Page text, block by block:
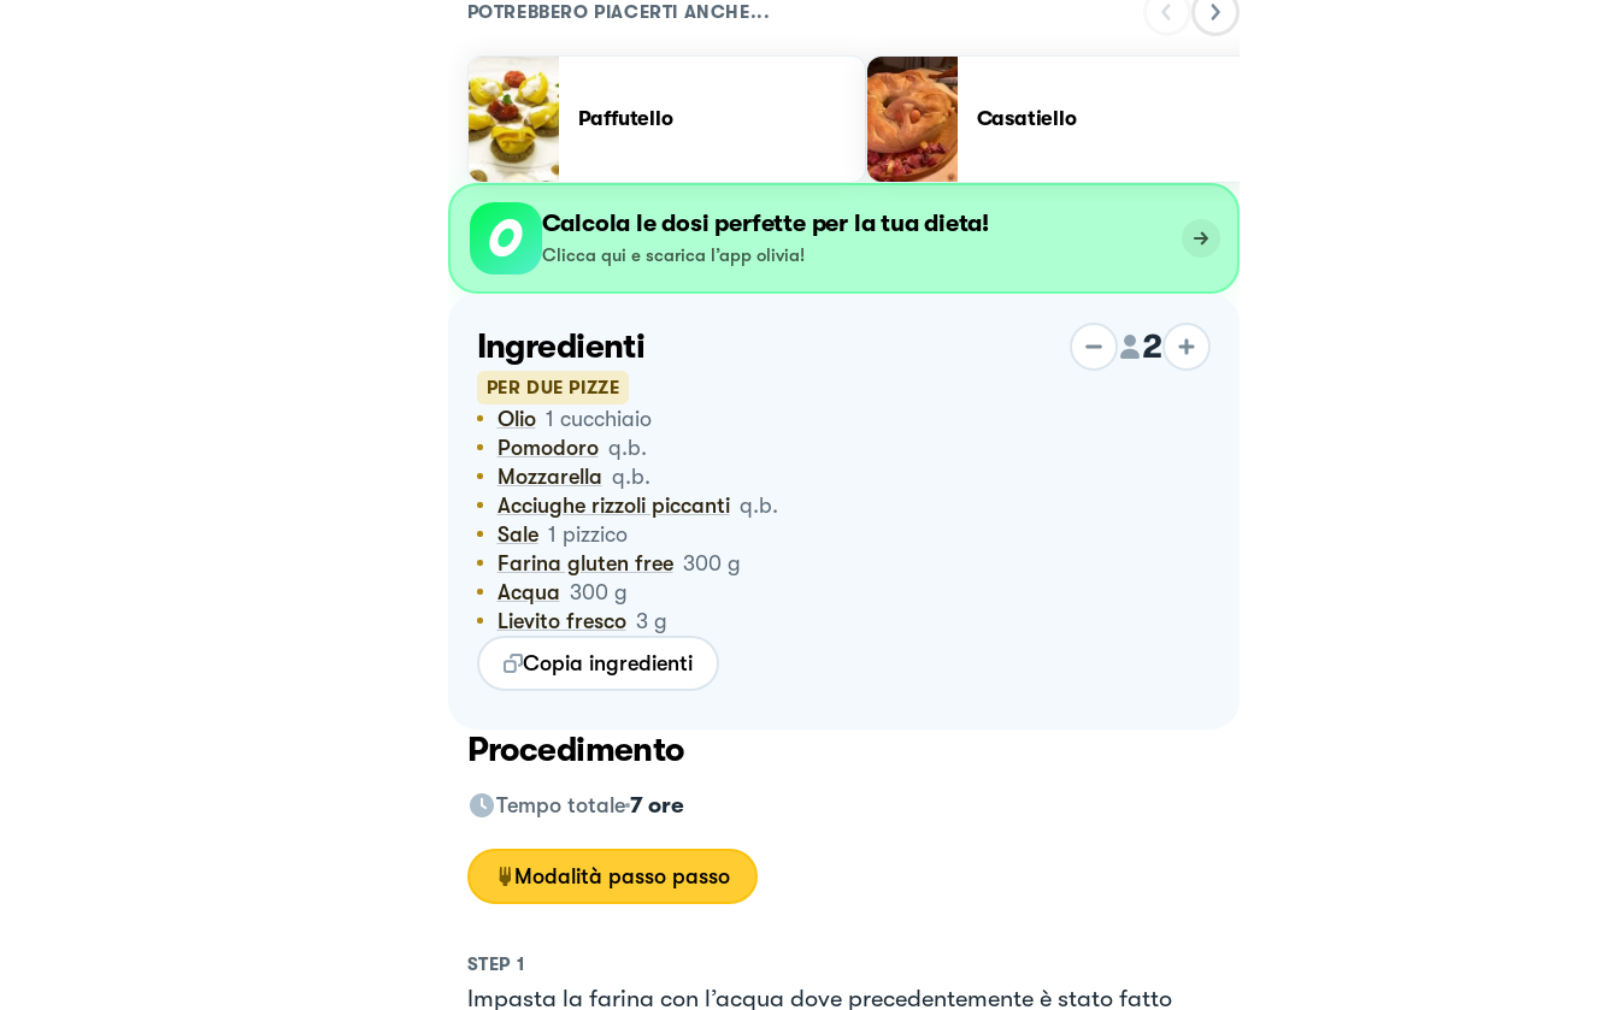
POTREBBERO PIACERTI ANCHE...
Paffutello Casatiello
Calcola le dosi perfette per la tua dieta!
Clicca qui e scarica l’app olivia!
Ingredienti 2
PER DUE PIZZE
Olio 1 cucchiaio
Pomodoro q.b.
Mozzarella q.b.
Acciughe rizzoli piccanti q.b.
Sale 1 pizzico
Farina gluten free 300 g
Acqua 300 g
Lievito fresco 3 g
Copia ingredienti
Procedimento
Tempo totale 7 ore
Modalità passo passo
STEP 1
Impasta la farina con l’acqua dove precedentemente è stato fatto